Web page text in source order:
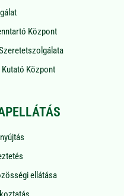
Központ
Központ
ellátása